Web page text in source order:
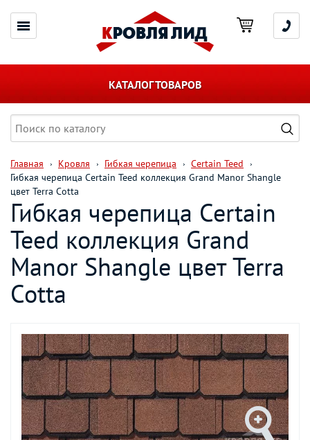
КАТАЛОГ ТОВАРОВ
Главная Кровля Гибкая черепица
Certain Teed
Гибкая черепица Certain Teed коллекция Grand Manor Shangle
цвет Terra Cotta
Гибкая черепица Certain
Teed коллекция Grand
Manor Shangle цвет Terra
Cotta